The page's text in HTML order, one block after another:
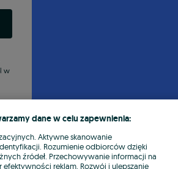
w
dane w celu zapewnienia:
Aktywne skanowanie
Rozumienie odbiorców dzięki
źródeł. Przechowywanie informacji na
reklam. Rozwój i ulepszanie